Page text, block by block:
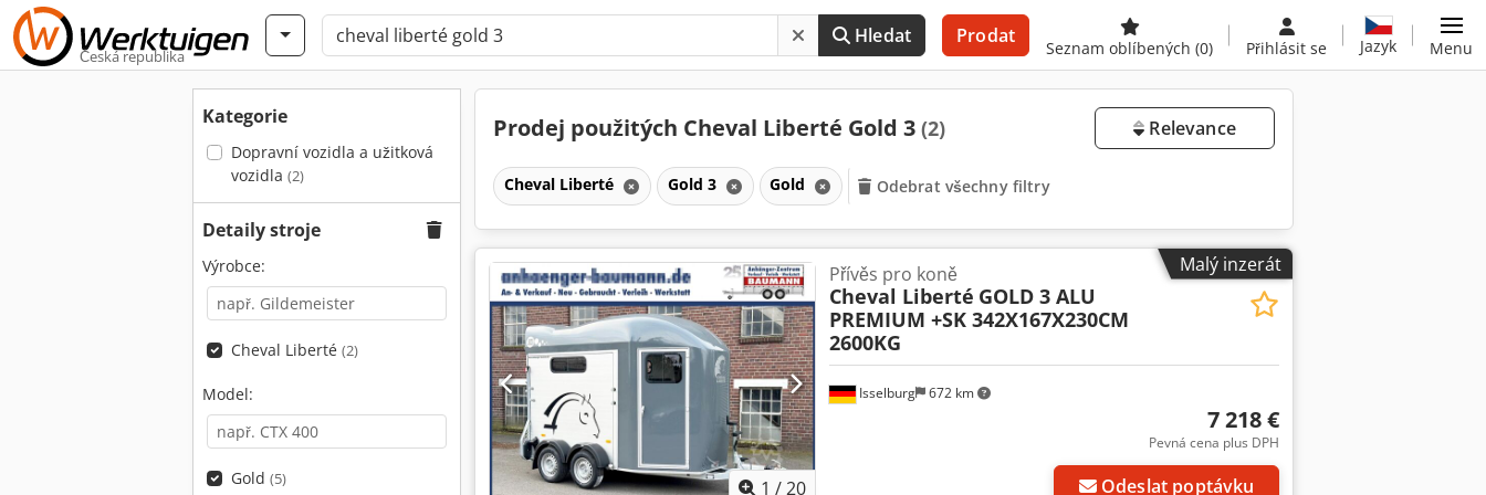
Česká republika
Hledat Prodat
Seznam oblíbených (0) Přihlásit se Jazyk Menu
Kategorie
Dopravní vozidla a užitková
vozidla (2)
Detaily stroje
Výrobce:
Cheval Liberté (2)
Model:
Gold (5)
Prodej použitých Cheval Liberté Gold 3 (2) Relevance
Cheval Liberté Gold 3 Gold Odebrat všechny filtry
Malý inzerát
1 /20
Isselburg 672 km
Přívěs pro koně
Cheval Liberté GOLD 3 ALU
PREMIUM +SK 342X167X230CM
2600KG
7 218 €
Pevná cena plus DPH
Odeslat poptávku